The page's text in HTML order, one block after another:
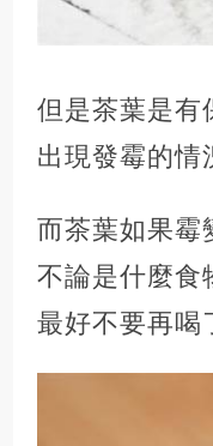
但是茶葉是有
出現發霉的情
而茶葉如果霉
不論是什麼食
最好不要再喝